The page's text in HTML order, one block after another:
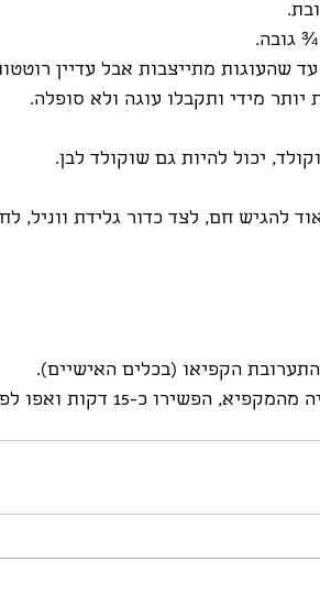
גובה.
לזמן אפיה של 6-8 דקות, עד שהעוגות מתייצבות אבל עדיין
מידי ותקבלו עוגה ולא סופלה.
יכול להיות גם שוקולד לבן.
להגיש חם, לצד כדור גלידת ווניל,
הקפיאו (בכלים האישיים).
כ-15 דקות ואפו לפי ההוראות.